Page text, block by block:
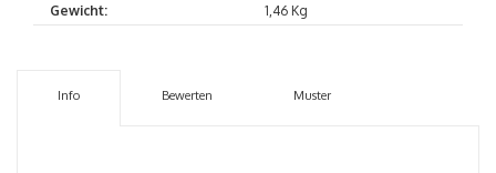
Gewicht:
1,46 Kg
Info Bewerten Muster